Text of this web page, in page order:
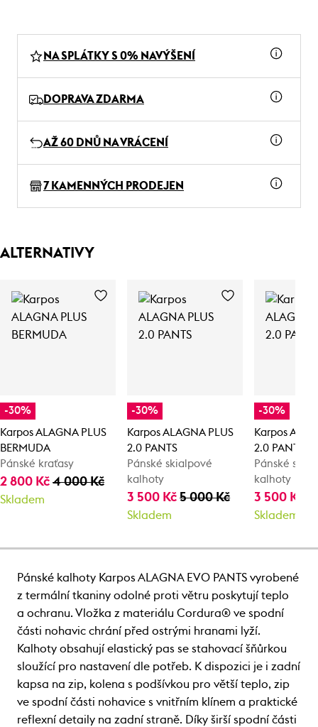
NA SPLÁTKY S 0% NAVÝŠENÍ
DOPRAVA ZDARMA
AŽ 60 DNŮ NA VRÁCENÍ
7 KAMENNÝCH PRODEJEN
ALTERNATIVY
-30%
Karpos ALAGNA PLUS
BERMUDA
Pánské kraťasy
2 800 Kč 4 000 Kč
Skladem
-30%
Karpos ALAGNA PLUS
2.0 PANTS
Pánské skialpové
kalhoty
3 500 Kč5 000 Kč
Skladem
-30%
Karpos
2.0 PANTS
Pánské
kalhoty
3 500 Kč
Skladem
Pánské kalhoty Karpos ALAGNA EVO PANTS vyrobené
z termální tkaniny odolné proti větru poskytují teplo
a ochranu. Vložka z materiálu Cordura® ve spodní
části nohavic chrání před ostrými hranami lyží.
Kalhoty obsahují elastický pas se stahovací šňůrkou
sloužící pro nastavení dle potřeb. K dispozici je i zadní
kapsa na zip, kolena s podšívkou pro větší teplo, zip
ve spodní části nohavice s vnitřním klínem a praktické
reflexní detaily na zadní straně. Díky širší spodní části